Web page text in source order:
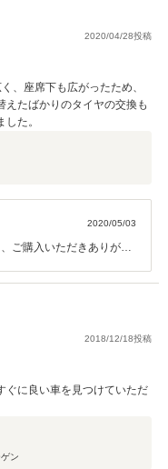
ただき、お乗り換えの
たいという思いから新車
とご満足いただける条件
テナンス面で引き続きよ
2020/04/28投稿
、座席下も広がったため、
えたばかりのタイヤの交換も
た。
2020/05/03
ご購入いただきありがと
今回ご提案差し上げたこ
しいことでございます。
くご愛乗ください。 お仕
ので、こまめなメンテナ
軽にお立ち寄りくださ
いる間に対応可能となっ
。
2018/12/18投稿
ぐに良い車を見つけていただ
ゲン